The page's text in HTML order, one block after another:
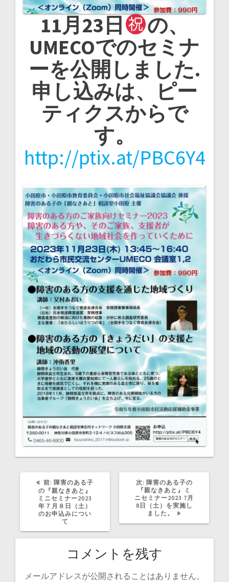
11月23日
の、
UMECOでのセミナ
ーを公開しました.
申し込みは、ピー
ティクスからで
す。
http://ptix.at/PBC6Y4
前: 過
去
の
投
稿:
障害のある子
の『親なきあと』
ミニセミナー2023
年７月８日（土）
のお申込みについ
て
次: 次
の
投
稿:
障害のある子の
『親なきあと』ミ
ニセミナー2023 7月
8日（土）を実施し
ました。
コメントを残す
メールアドレスが公開されることはありません。